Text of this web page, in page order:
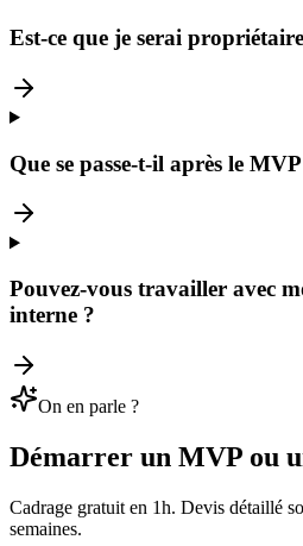
Est-ce que je serai
Que se passe-t-il après le
Pouvez-vous travailler avec
interne ?
On en parle ?
Démarrer un MVP ou
Cadrage gratuit en 1h. Devis détaillé
semaines.